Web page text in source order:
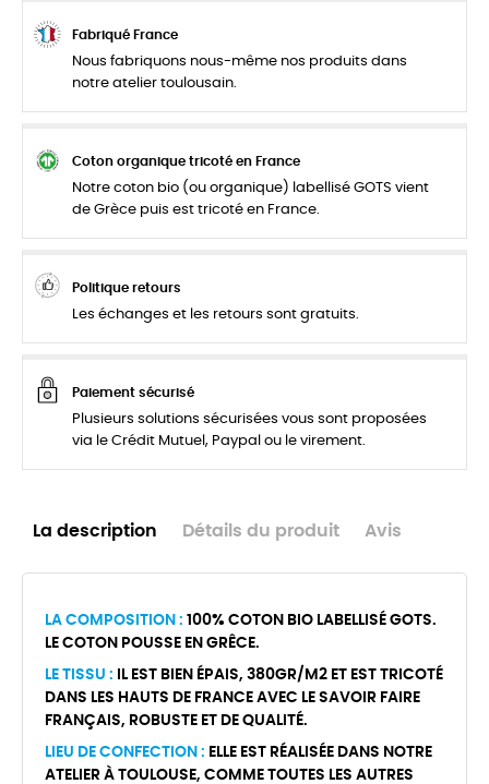
Fabriqué France
Nous fabriquons nous-même nos produits dans
notre atelier toulousain.
Coton organique tricoté en France
Notre coton bio (ou organique) labellisé GOTS vient
de Grèce puis est tricoté en France.
Politique retours
Les échanges et les retours sont gratuits.
Paiement sécurisé
Plusieurs solutions sécurisées vous sont proposées
via le Crédit Mutuel, Paypal ou le virement.
La description Détails du produit Avis
LA COMPOSITION : 100% COTON BIO LABELLISÉ GOTS.
LE COTON POUSSE EN GRÊCE.
LE TISSU : IL EST BIEN ÉPAIS, 380GR/M2 ET EST TRICOTÉ
DANS LES HAUTS DE FRANCE AVEC LE SAVOIR FAIRE
FRANÇAIS, ROBUSTE ET DE QUALITÉ.
LIEU DE CONFECTION : ELLE EST RÉALISÉE DANS NOTRE
ATELIER À TOULOUSE, COMME TOUTES LES AUTRES